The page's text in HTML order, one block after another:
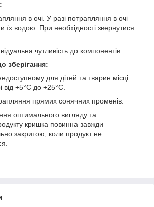
в очі. У разі потрапляння в очі
їх водою. При необхідності звернутися
чутливість до компонентів.
зберігання:
для дітей та тварин місці
від +5°С до +25°С.
прямих сонячних променів.
оптимального вигляду та
кришка повинна завжди
закритою, коли продукт не